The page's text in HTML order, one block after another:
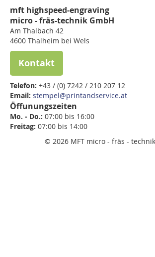
mft highspeed-engraving
micro - fräs-technik GmbH
Am Thalbach 42
4600 Thalheim bei Wels
Kontakt
Telefon: +43 / (0) 7242 / 210 207 12
Email: stempel@printandservice.at
Öffunungszeiten
Mo. - Do.: 07:00 bis 16:00
Freitag: 07:00 bis 14:00
© 2026 MFT micro - fräs -